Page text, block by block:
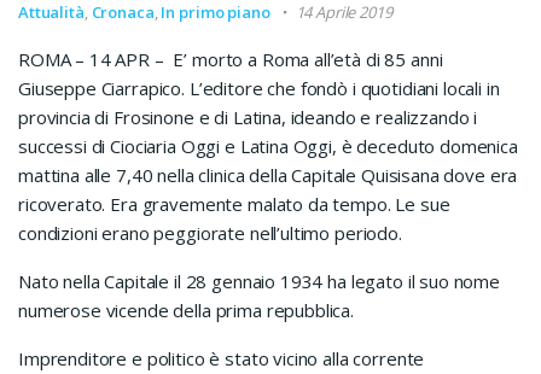
Attualità, Cronaca,In primo piano 14 Aprile 2019
ROMA – 14 APR – E’ morto a Roma all’età di 85 anni
Giuseppe Ciarrapico. L’editore che fondò i quotidiani locali in
provincia di Frosinone e di Latina, ideando e realizzando i
successi di Ciociaria Oggi e Latina Oggi, è deceduto domenica
mattina alle 7,40 nella clinica della Capitale Quisisana dove era
ricoverato. Era gravemente malato da tempo. Le sue
condizioni erano peggiorate nell’ultimo periodo.
Nato nella Capitale il 28 gennaio 1934 ha legato il suo nome
numerose vicende della prima repubblica.
Imprenditore e politico è stato vicino alla corrente